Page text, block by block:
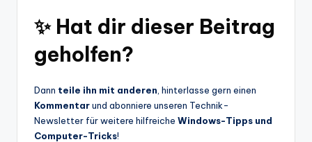
✨ Hat dir dieser Beitrag
geholfen?
Dann teile ihn mit anderen , hinterlasse gern einen
Kommentarund abonniere unseren Technik-
Newsletter für weitere hilfreiche Windows-Tipps und
Computer-Tricks!